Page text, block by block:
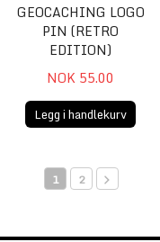
GEOCACHING LOGO
PIN (RETRO
EDITION)
NOK 55.00
Legg i handlekurv
1 2